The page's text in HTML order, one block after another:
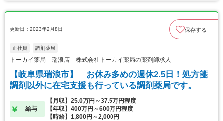
更新日：2023年2月8日 保存する
正社員 調剤薬局
トーカイ薬局 瑞浪店 株式会社トーカイ薬局の薬剤師求人
【岐阜県瑞浪市】 お休み多めの週休2.5日！処方箋
調剤以外に在宅支援も行っている調剤薬局です。
給与
【月収】25.0万円～37.5万円程度
【年収】400万円～600万円程度
【時給】1,800円～2,000円